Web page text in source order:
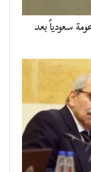
سعودياً بعد